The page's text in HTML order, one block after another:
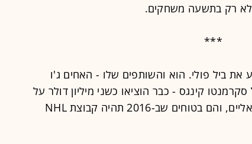
***
ביל פולי. הוא והשותפים שלו - האחים ג'ו
קינגס - כבר הוציאו כשני מיליון דולר על
הקמפיין למכירת המנויים הפוטנציאליים, והם בטוחים שב-2016 תהיה קבוצת NHL